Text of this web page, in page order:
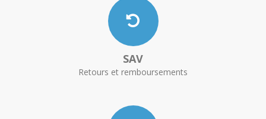
SAV
Retours et remboursements